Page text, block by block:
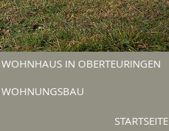
WOHNHAUS IN OBERTEURINGEN
WOHNUNGSBAU
STARTSEITE